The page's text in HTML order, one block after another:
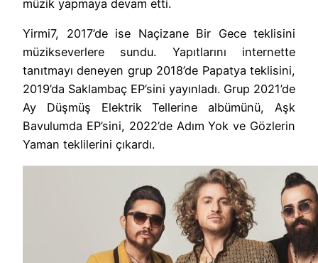
müzik yapmaya devam etti.
Yirmi7, 2017’de ise Naçizane Bir Gece teklisini
müzikseverlere sundu. Yapıtlarını internette
tanıtmayı deneyen grup 2018’de Papatya teklisini,
2019’da Saklambaç EP’sini yayınladı. Grup 2021’de
Ay Düşmüş Elektrik Tellerine albümünü, Aşk
Bavulumda EP’sini, 2022’de Adım Yok ve Gözlerin
Yaman teklilerini çıkardı.